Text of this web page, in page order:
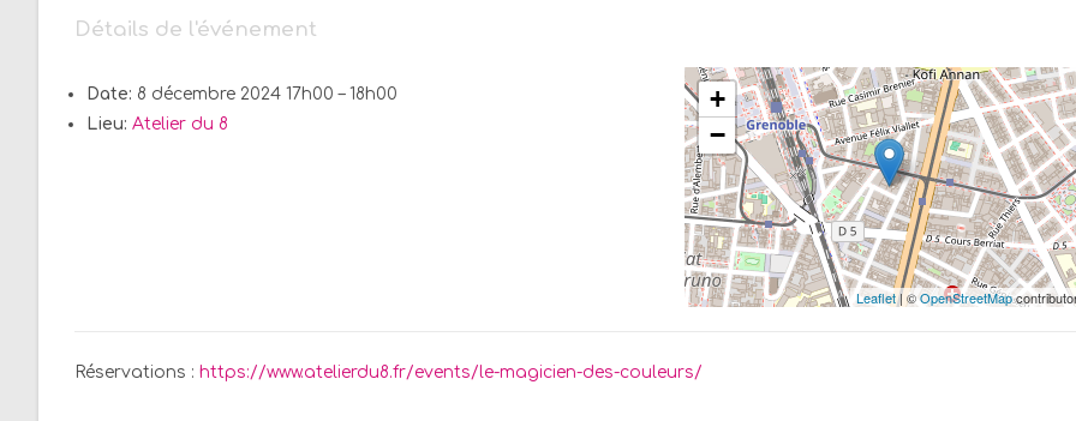
Détails de l'événement
Date: 8 décembre 2024 17h00 – 18h00
Lieu: Atelier du 8
+
−
Leaflet| ©OpenStreetMap
Réservations : https://www.atelierdu8.fr/events/le-magicien-des-couleurs/